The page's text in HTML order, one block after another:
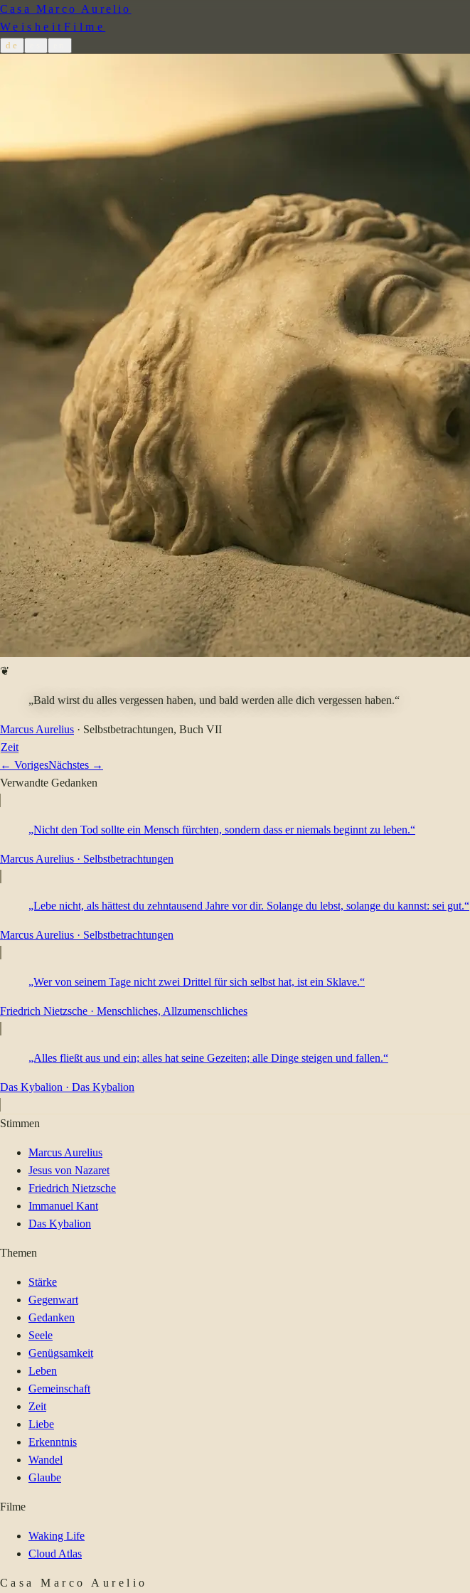
Casa Marco Aurelio
Weisheit Filme
de
❦
„Bald wirst du alles vergessen haben, und bald werden alle dich vergessen haben.“
Marcus Aurelius · Selbstbetrachtungen, Buch VII
Zeit
← VorigesNächstes →
Verwandte Gedanken
„Nicht den Tod sollte ein Mensch fürchten, sondern dass er niemals beginnt zu leben.“
Marcus Aurelius · Selbstbetrachtungen
„Lebe nicht, als hättest du zehntausend Jahre vor dir. Solange du lebst, solange du kannst: sei gut.“
Marcus Aurelius · Selbstbetrachtungen
„Wer von seinem Tage nicht zwei Drittel für sich selbst hat, ist ein Sklave.“
Friedrich Nietzsche · Menschliches, Allzumenschliches
„Alles fließt aus und ein; alles hat seine Gezeiten; alle Dinge steigen und fallen.“
Das Kybalion · Das Kybalion
Stimmen
Marcus Aurelius
Jesus von Nazaret
Friedrich Nietzsche
Immanuel Kant
Das Kybalion
Themen
Stärke
Gegenwart
Gedanken
Seele
Genügsamkeit
Leben
Gemeinschaft
Zeit
Liebe
Erkenntnis
Wandel
Glaube
Filme
Waking Life
Cloud Atlas
Casa Marco Aurelio